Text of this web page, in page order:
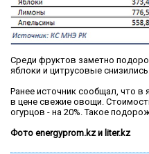
Среди фруктов заметно
яблоки и цитрусовые
Ранее источник сообщал, что в
в цене свежие овощи.
огурцов - на 20%. Такое
Фото energyprom.kz и liter.kz